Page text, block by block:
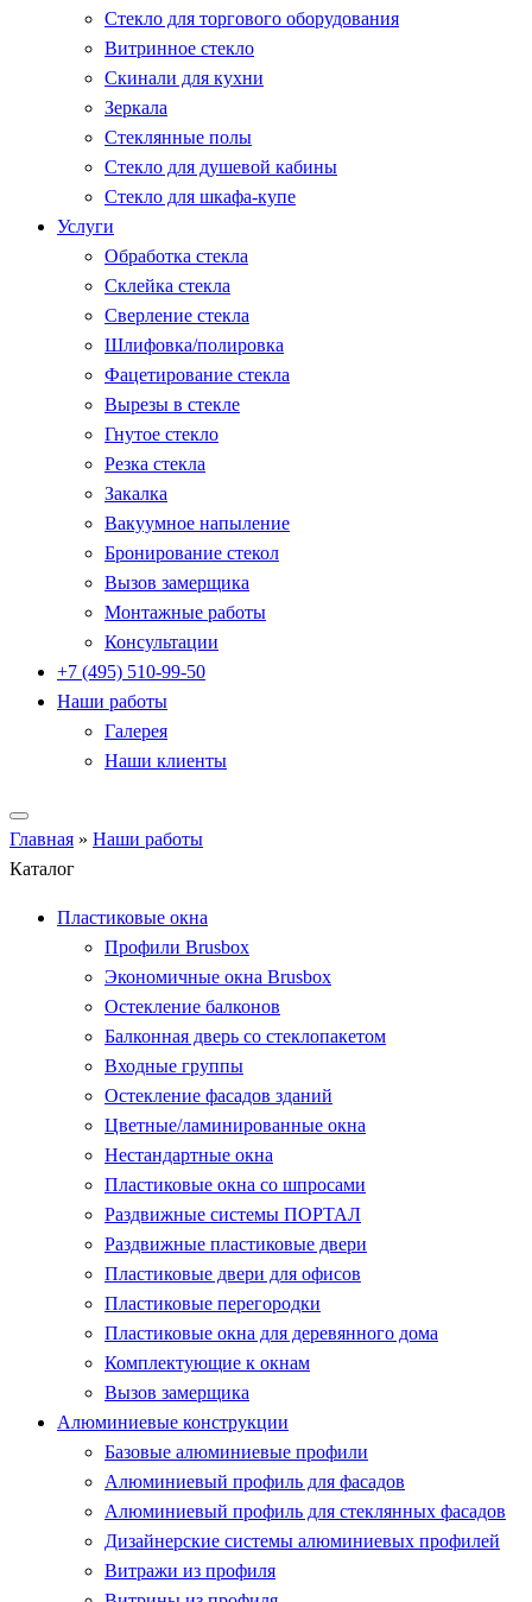
Стекло для торгового оборудования
Витринное стекло
Скинали для кухни
Зеркала
Стеклянные полы
Стекло для душевой кабины
Стекло для шкафа-купе
Услуги
Обработка стекла
Склейка стекла
Сверление стекла
Шлифовка/полировка
Фацетирование стекла
Вырезы в стекле
Гнутое стекло
Резка стекла
Закалка
Вакуумное напыление
Бронирование стекол
Вызов замерщика
Монтажные работы
Консультации
+7 (495) 510-99-50
Наши работы
Галерея
Наши клиенты
Главная » Наши работы
Каталог
Пластиковые окна
Профили Brusbox
Экономичные окна Brusbox
Остекление балконов
Балконная дверь со стеклопакетом
Входные группы
Остекление фасадов зданий
Цветные/ламинированные окна
Нестандартные окна
Пластиковые окна со шпросами
Раздвижные системы ПОРТАЛ
Раздвижные пластиковые двери
Пластиковые двери для офисов
Пластиковые перегородки
Пластиковые окна для деревянного дома
Комплектующие к окнам
Вызов замерщика
Алюминиевые конструкции
Базовые алюминиевые профили
Алюминиевый профиль для фасадов
Алюминиевый профиль для стеклянных фасадов
Дизайнерские системы алюминиевых профилей
Витражи из профиля